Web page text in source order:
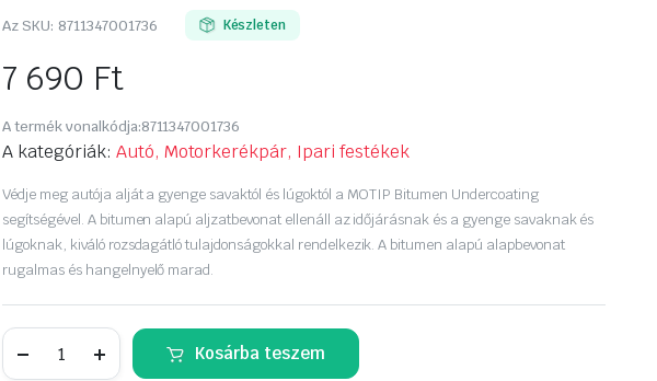
Az SKU: 8711347001736 Készleten
7 690 Ft
A termék vonalkódja:8711347001736
A kategóriák: Autó, Motorkerékpár, Ipari festékek
Védje meg autója alját a gyenge savaktól és lúgoktól a MOTIP Bitumen Undercoating
segítségével. A bitumen alapú aljzatbevonat ellenáll az időjárásnak és a gyenge savaknak és
lúgoknak, kiváló rozsdagátló tulajdonságokkal rendelkezik. A bitumen alapú alapbevonat
rugalmas és hangelnyelő marad.
bitumenes
Kosárba teszem